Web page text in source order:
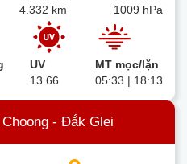
4.332 km
1009 hPa
UV
13.66
MT mọc/lặn
05:33 | 18:13
- Đắk Glei